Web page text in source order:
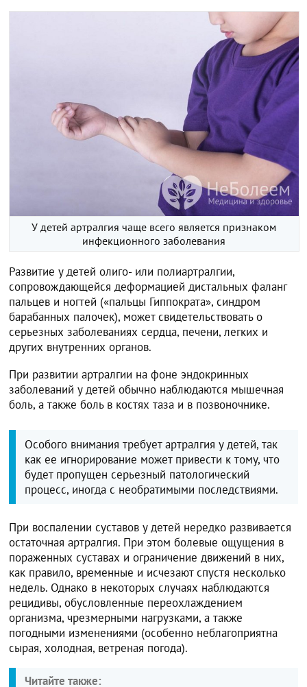
У детей артралгия чаще всего является признаком
инфекционного заболевания
Развитие у детей олиго- или полиартралгии,
сопровождающейся деформацией дистальных фаланг
пальцев и ногтей («пальцы Гиппократа», синдром
барабанных палочек), может свидетельствовать о
серьезных заболеваниях сердца, печени, легких и
других внутренних органов.
При развитии артралгии на фоне эндокринных
заболеваний у детей обычно наблюдаются мышечная
боль, а также боль в костях таза и в позвоночнике.
Особого внимания требует артралгия у детей, так
как ее игнорирование может привести к тому, что
будет пропущен серьезный патологический
процесс, иногда с необратимыми последствиями.
При воспалении суставов у детей нередко развивается
остаточная артралгия. При этом болевые ощущения в
пораженных суставах и ограничение движений в них,
как правило, временные и исчезают спустя несколько
недель. Однако в некоторых случаях наблюдаются
рецидивы, обусловленные переохлаждением
организма, чрезмерными нагрузками, а также
погодными изменениями (особенно неблагоприятна
сырая, холодная, ветреная погода).
Читайте также: